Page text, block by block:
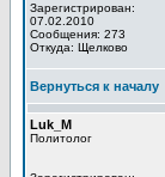
Зарегистрирован:
07.02.2010
Сообщения: 273
Откуда: Щелково
Вернуться к началу
Luk_M
Политолог